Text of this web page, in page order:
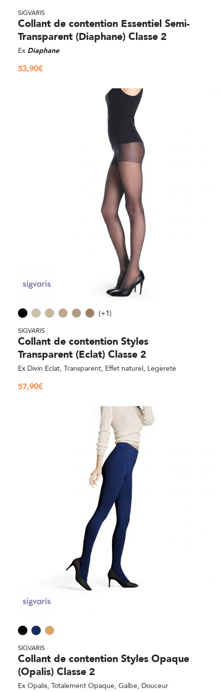
SIGVARIS
Collant de contention Essentiel Semi-
Transparent (Diaphane) Classe 2
Ex Diaphane
53,90€
(+1)
SIGVARIS
Collant de contention Styles
Transparent (Eclat) Classe 2
Ex Divin Eclat, Transparent, Effet naturel, Légèreté
57,90€
SIGVARIS
Collant de contention Styles Opaque
(Opalis) Classe 2
Ex Opalis, Totalement Opaque, Galbe, Douceur